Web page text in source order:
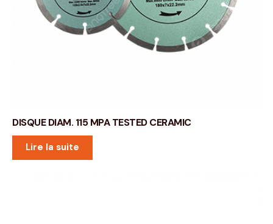
DISQUE DIAM. 115 MPA TESTED CERAMIC
Lire la suite